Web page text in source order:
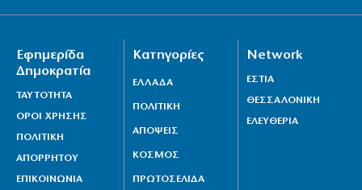
Η Καρυστιανού μιλά για στοχοποίηση της «Ελπίδας»
7|08|2026 | 13:30
Δένδιας: Με το Διεθνές Δίκαιο η επίλυση των
διαφορών
7|08|2026 | 13:00
Εφημερίδα
Δημοκρατία
ΤΑΥΤΟΤΗΤΑ
ΟΡΟΙ ΧΡΗΣΗΣ
ΠΟΛΙΤΙΚΗ
ΑΠΟΡΡΗΤΟΥ
ΕΠΙΚΟΙΝΩΝΙΑ
Κατηγορίες
ΕΛΛΑΔΑ
ΠΟΛΙΤΙΚΗ
ΑΠΟΨΕΙΣ
ΚΟΣΜΟΣ
ΠΡΩΤΟΣΕΛΙΔΑ
Network
ΕΣΤΙΑ
ΘΕΣΣΑΛΟΝΙΚΗ
ΕΛΕΥΘΕΡΙΑ